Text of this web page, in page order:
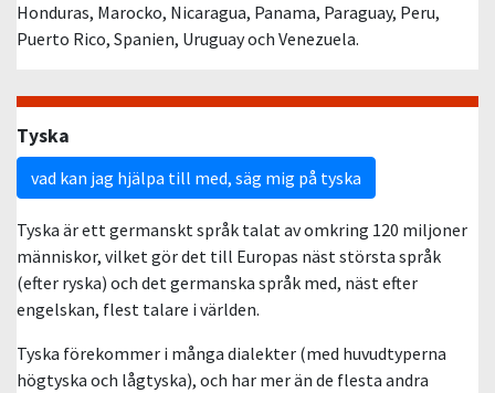
Honduras, Marocko, Nicaragua, Panama, Paraguay, Peru,
Puerto Rico, Spanien, Uruguay och Venezuela.
Tyska
vad kan jag hjälpa till med, säg mig på tyska
Tyska är ett germanskt språk talat av omkring 120 miljoner
människor, vilket gör det till Europas näst största språk
(efter ryska) och det germanska språk med, näst efter
engelskan, flest talare i världen.
Tyska förekommer i många dialekter (med huvudtyperna
högtyska och lågtyska), och har mer än de flesta andra